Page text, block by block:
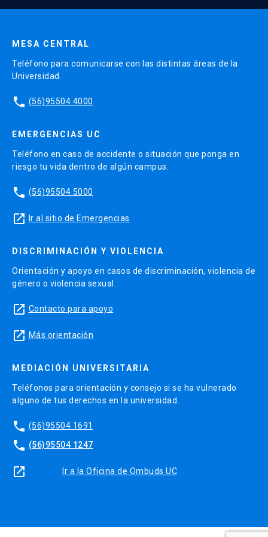
MESA CENTRAL
Teléfono para comunicarse con las distintas áreas de la
Universidad.
phone (56)95504 4000
EMERGENCIAS UC
Teléfono en caso de accidente o situación que ponga en
riesgo tu vida dentro de algún campus.
phone (56)95504 5000
launch Ir al sitio de Emergencias
DISCRIMINACIÓN Y VIOLENCIA
Orientación y apoyo en casos de discriminación, violencia de
género o violencia sexual.
launch Contacto para apoyo
launch Más orientación
MEDIACIÓN UNIVERSITARIA
Teléfonos para orientación y consejo si se ha vulnerado
alguno de tus derechos en la universidad.
phone (56)95504 1691
phone (56)95504 1247
launch Ir a la Oficina de Ombuds UC